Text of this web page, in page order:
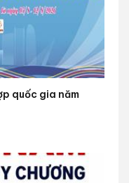
quốc gia năm